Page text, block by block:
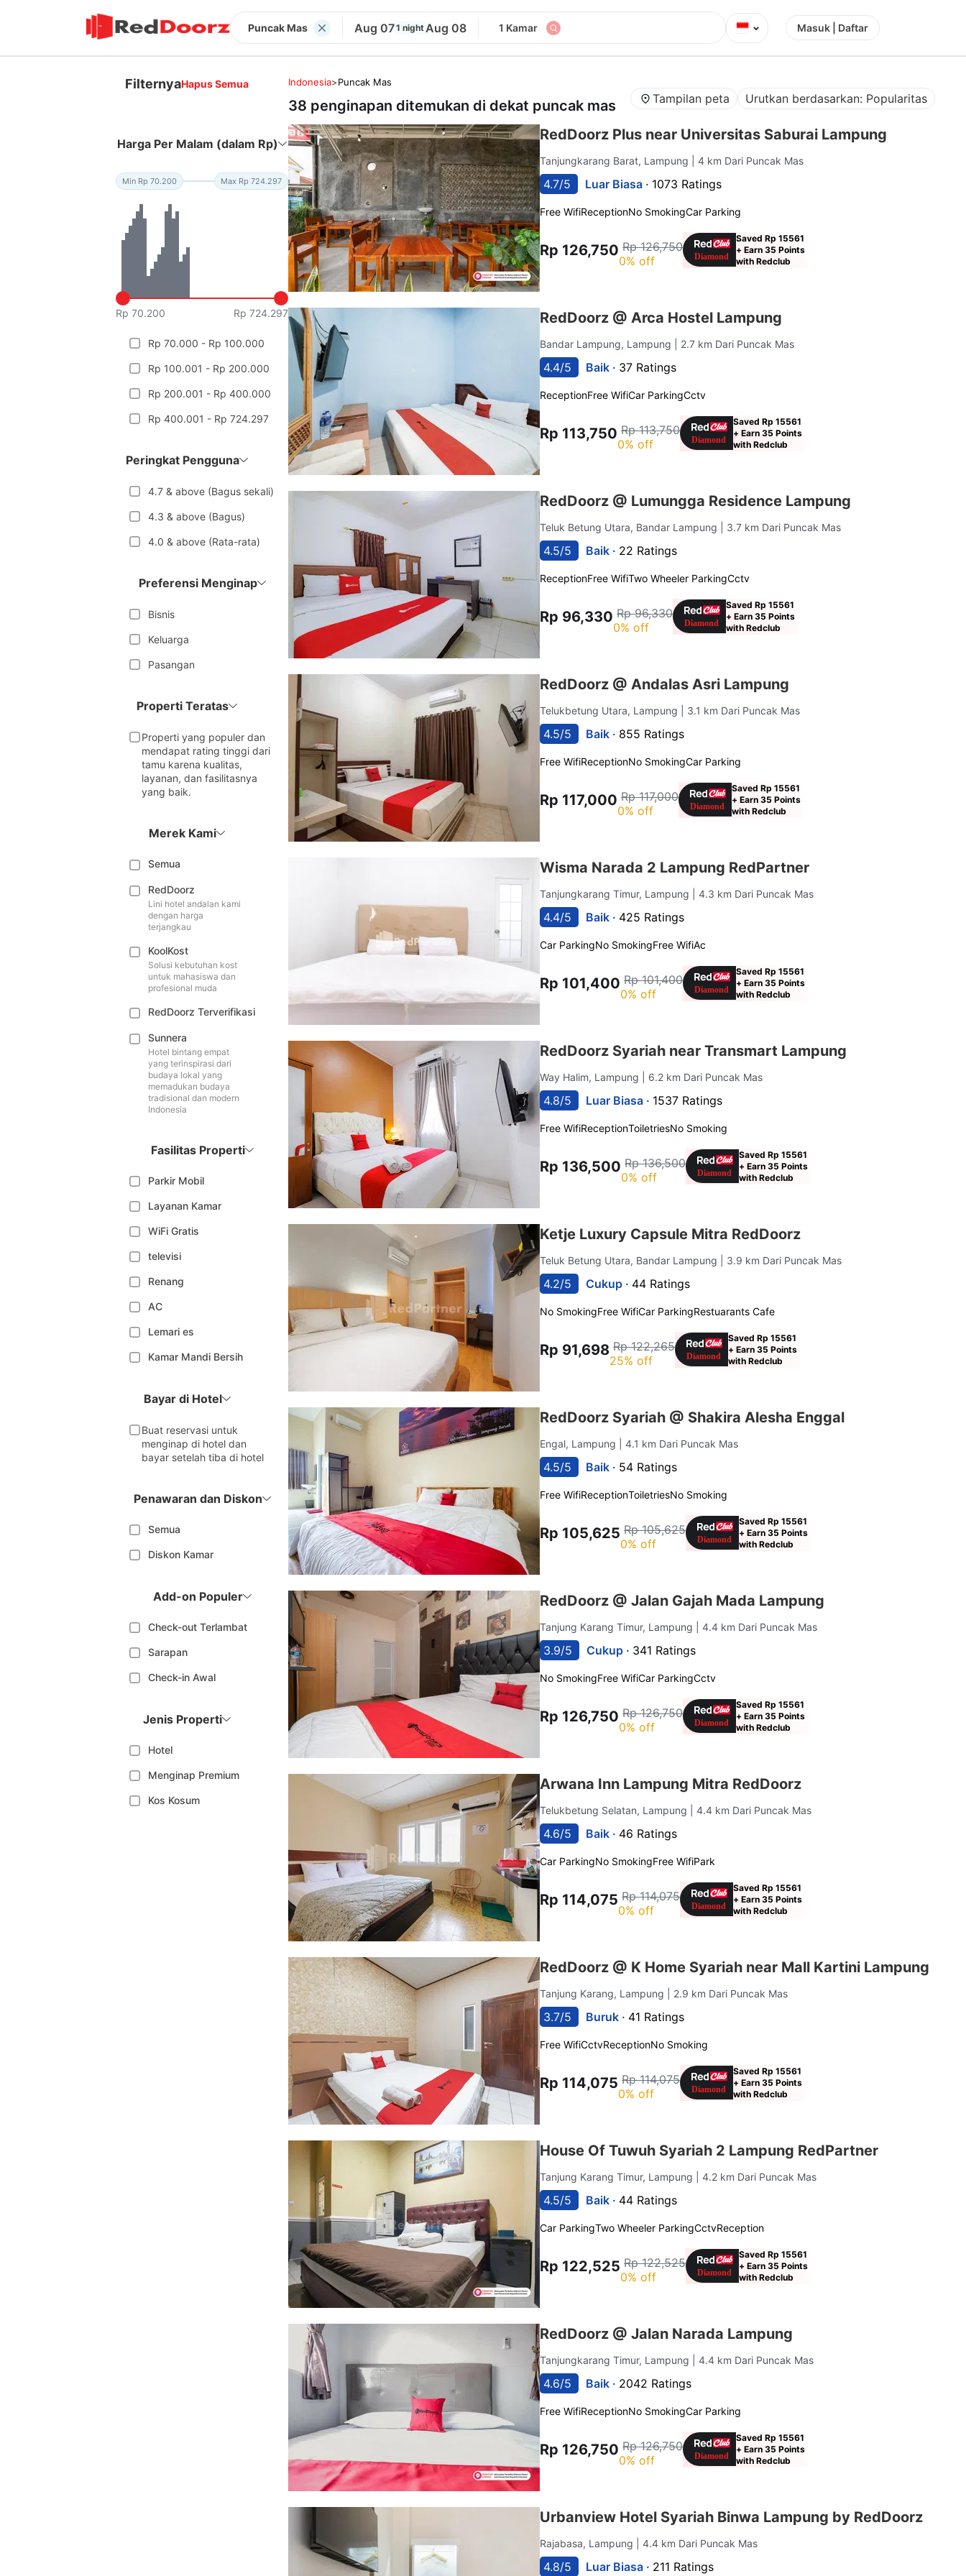
Puncak Mas Aug 071 night Aug 08 1 Kamar ⌄ Masuk | Daftar
FilternyaHapus Semua
Harga Per Malam (dalam Rp)
Min Rp 70.200 Max Rp 724.297
Rp 70.200 Rp 724.297
Rp 70.000 - Rp 100.000
Rp 100.001 - Rp 200.000
Rp 200.001 - Rp 400.000
Rp 400.001 - Rp 724.297
Peringkat Pengguna
4.7 & above (Bagus sekali)
4.3 & above (Bagus)
4.0 & above (Rata-rata)
Preferensi Menginap
Bisnis
Keluarga
Pasangan
Properti Teratas
Properti yang populer dan
mendapat rating tinggi dari
tamu karena kualitas,
layanan, dan fasilitasnya
yang baik.
Merek Kami
Semua
RedDoorz
Lini hotel andalan kami
dengan harga
terjangkau
KoolKost
Solusi kebutuhan kost
untuk mahasiswa dan
profesional muda
RedDoorz Terverifikasi
Sunnera
Hotel bintang empat
yang terinspirasi dari
budaya lokal yang
memadukan budaya
tradisional dan modern
Indonesia
Fasilitas Properti
Parkir Mobil
Layanan Kamar
WiFi Gratis
televisi
Renang
AC
Lemari es
Kamar Mandi Bersih
Bayar di Hotel
Buat reservasi untuk
menginap di hotel dan
bayar setelah tiba di hotel
Penawaran dan Diskon
Semua
Diskon Kamar
Add-on Populer
Check-out Terlambat
Sarapan
Check-in Awal
Jenis Properti
Hotel
Menginap Premium
Kos Kosum
Indonesia>Puncak Mas
38 penginapan ditemukan di dekat puncak mas Tampilan peta Urutkan berdasarkan: Popularitas
RedDoorz Plus near Universitas Saburai Lampung
Tanjungkarang Barat, Lampung | 4 km Dari Puncak Mas
4.7/5 Luar Biasa · 1073 Ratings
Free WifiReceptionNo SmokingCar Parking
Rp 126,750 Rp 126,750
0% off
Saved Rp 15561
+ Earn 35 Points
with Redclub
RedDoorz @ Arca Hostel Lampung
Bandar Lampung, Lampung | 2.7 km Dari Puncak Mas
4.4/5 Baik · 37 Ratings
ReceptionFree WifiCar ParkingCctv
Rp 113,750 Rp 113,750
0% off
Saved Rp 15561
+ Earn 35 Points
with Redclub
RedDoorz @ Lumungga Residence Lampung
Teluk Betung Utara, Bandar Lampung | 3.7 km Dari Puncak Mas
4.5/5 Baik · 22 Ratings
ReceptionFree WifiTwo Wheeler ParkingCctv
Rp 96,330 Rp 96,330
0% off
Saved Rp 15561
+ Earn 35 Points
with Redclub
RedDoorz @ Andalas Asri Lampung
Telukbetung Utara, Lampung | 3.1 km Dari Puncak Mas
4.5/5 Baik · 855 Ratings
Free WifiReceptionNo SmokingCar Parking
Rp 117,000 Rp 117,000
0% off
Saved Rp 15561
+ Earn 35 Points
with Redclub
Wisma Narada 2 Lampung RedPartner
Tanjungkarang Timur, Lampung | 4.3 km Dari Puncak Mas
4.4/5 Baik · 425 Ratings
Car ParkingNo SmokingFree WifiAc
Rp 101,400 Rp 101,400
0% off
Saved Rp 15561
+ Earn 35 Points
with Redclub
RedDoorz Syariah near Transmart Lampung
Way Halim, Lampung | 6.2 km Dari Puncak Mas
4.8/5 Luar Biasa · 1537 Ratings
Free WifiReceptionToiletriesNo Smoking
Rp 136,500 Rp 136,500
0% off
Saved Rp 15561
+ Earn 35 Points
with Redclub
Ketje Luxury Capsule Mitra RedDoorz
Teluk Betung Utara, Bandar Lampung | 3.9 km Dari Puncak Mas
4.2/5 Cukup · 44 Ratings
No SmokingFree WifiCar ParkingRestuarants Cafe
Rp 91,698 Rp 122,265
25% off
Saved Rp 15561
+ Earn 35 Points
with Redclub
RedDoorz Syariah @ Shakira Alesha Enggal
Engal, Lampung | 4.1 km Dari Puncak Mas
4.5/5 Baik · 54 Ratings
Free WifiReceptionToiletriesNo Smoking
Rp 105,625 Rp 105,625
0% off
Saved Rp 15561
+ Earn 35 Points
with Redclub
RedDoorz @ Jalan Gajah Mada Lampung
Tanjung Karang Timur, Lampung | 4.4 km Dari Puncak Mas
3.9/5 Cukup · 341 Ratings
No SmokingFree WifiCar ParkingCctv
Rp 126,750 Rp 126,750
0% off
Saved Rp 15561
+ Earn 35 Points
with Redclub
Arwana Inn Lampung Mitra RedDoorz
Telukbetung Selatan, Lampung | 4.4 km Dari Puncak Mas
4.6/5 Baik · 46 Ratings
Car ParkingNo SmokingFree WifiPark
Rp 114,075 Rp 114,075
0% off
Saved Rp 15561
+ Earn 35 Points
with Redclub
RedDoorz @ K Home Syariah near Mall Kartini Lampung
Tanjung Karang, Lampung | 2.9 km Dari Puncak Mas
3.7/5 Buruk · 41 Ratings
Free WifiCctvReceptionNo Smoking
Rp 114,075 Rp 114,075
0% off
Saved Rp 15561
+ Earn 35 Points
with Redclub
House Of Tuwuh Syariah 2 Lampung RedPartner
Tanjung Karang Timur, Lampung | 4.2 km Dari Puncak Mas
4.5/5 Baik · 44 Ratings
Car ParkingTwo Wheeler ParkingCctvReception
Rp 122,525 Rp 122,525
0% off
Saved Rp 15561
+ Earn 35 Points
with Redclub
RedDoorz @ Jalan Narada Lampung
Tanjungkarang Timur, Lampung | 4.4 km Dari Puncak Mas
4.6/5 Baik · 2042 Ratings
Free WifiReceptionNo SmokingCar Parking
Rp 126,750 Rp 126,750
0% off
Saved Rp 15561
+ Earn 35 Points
with Redclub
Urbanview Hotel Syariah Binwa Lampung by RedDoorz
Rajabasa, Lampung | 4.4 km Dari Puncak Mas
4.8/5 Luar Biasa · 211 Ratings